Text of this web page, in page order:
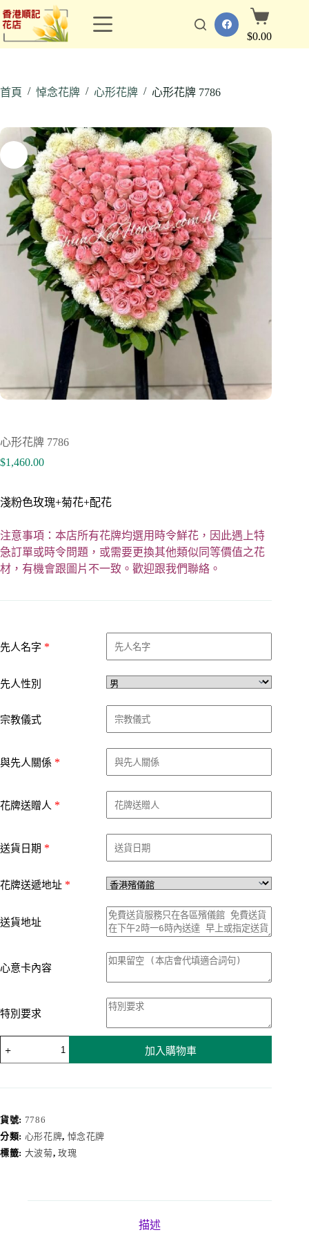
跳
至
主
容
購
物
車
$0.00
首頁 / 悼念花牌 / 心形花牌 / 心形花牌 7786
心形花牌 7786
$1,460.00
淺粉色玫瑰+菊花+配花
注意事項：本店所有花牌均選用時令鮮花，因此遇上特
急訂單或時令問題，或需要更換其他類似同等價值之花
材，有機會跟圖片不一致。歡迎跟我們聯絡。
先人名字 *
先人性別
宗教儀式
與先人關係 *
花牌送贈人 *
送貨日期 *
花牌送遞地址 *
送貨地址
心意卡內容
特別要求
牌
數
量
加入購物車
貨號: 7786
分類: 心形花牌, 悼念花牌
標籤: 大波菊, 玫瑰
描述